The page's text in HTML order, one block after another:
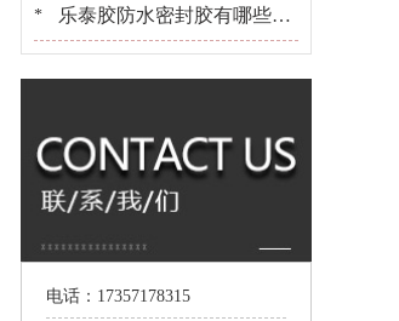
胶]
些？适合用在什么产品上[百
* 乐泰胶防水密封胶有哪些？
电话：17357178315